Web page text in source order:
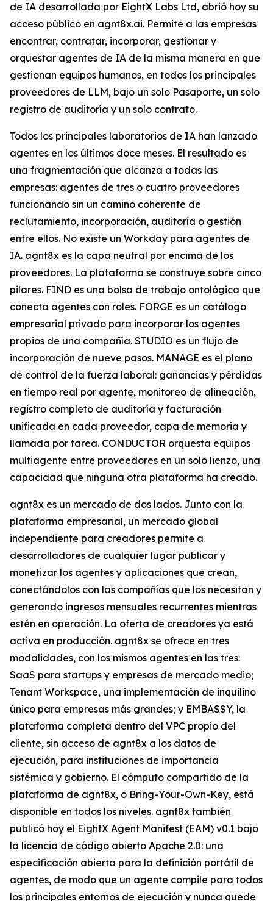
de IA desarrollada por EightX Labs Ltd, abrió hoy su
acceso público en agnt8x.ai. Permite a las empresas
encontrar, contratar, incorporar, gestionar y
orquestar agentes de IA de la misma manera en que
gestionan equipos humanos, en todos los principales
proveedores de LLM, bajo un solo Pasaporte, un solo
registro de auditoría y un solo contrato.
Todos los principales laboratorios de IA han lanzado
agentes en los últimos doce meses. El resultado es
una fragmentación que alcanza a todas las
empresas: agentes de tres o cuatro proveedores
funcionando sin un camino coherente de
reclutamiento, incorporación, auditoría o gestión
entre ellos. No existe un Workday para agentes de
IA. agnt8x es la capa neutral por encima de los
proveedores. La plataforma se construye sobre cinco
pilares. FIND es una bolsa de trabajo ontológica que
conecta agentes con roles. FORGE es un catálogo
empresarial privado para incorporar los agentes
propios de una compañía. STUDIO es un flujo de
incorporación de nueve pasos. MANAGE es el plano
de control de la fuerza laboral: ganancias y pérdidas
en tiempo real por agente, monitoreo de alineación,
registro completo de auditoría y facturación
unificada en cada proveedor, capa de memoria y
llamada por tarea. CONDUCTOR orquesta equipos
multiagente entre proveedores en un solo lienzo, una
capacidad que ninguna otra plataforma ha creado.
agnt8x es un mercado de dos lados. Junto con la
plataforma empresarial, un mercado global
independiente para creadores permite a
desarrolladores de cualquier lugar publicar y
monetizar los agentes y aplicaciones que crean,
conectándolos con las compañías que los necesitan y
generando ingresos mensuales recurrentes mientras
estén en operación. La oferta de creadores ya está
activa en producción. agnt8x se ofrece en tres
modalidades, con los mismos agentes en las tres:
SaaS para startups y empresas de mercado medio;
Tenant Workspace, una implementación de inquilino
único para empresas más grandes; y EMBASSY, la
plataforma completa dentro del VPC propio del
cliente, sin acceso de agnt8x a los datos de
ejecución, para instituciones de importancia
sistémica y gobierno. El cómputo compartido de la
plataforma de agnt8x, o Bring-Your-Own-Key, está
disponible en todos los niveles. agnt8x también
publicó hoy el EightX Agent Manifest (EAM) v0.1 bajo
la licencia de código abierto Apache 2.0: una
especificación abierta para la definición portátil de
agentes, de modo que un agente compile para todos
los principales entornos de ejecución y nunca quede